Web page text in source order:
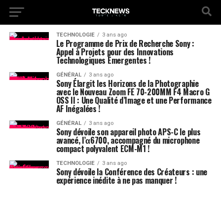
TECHNOLOGIE 3 ans ago
Le Programme de Prix de Recherche Sony :
Appel à Projets pour des Innovations
Technologiques Émergentes !
GÉNÉRAL 3 ans ago
Sony Élargit les Horizons de la Photographie
avec le Nouveau Zoom FE 70-200MM F4 Macro G
OSS II : Une Qualité d’Image et une Performance
AF Inégalées !
GÉNÉRAL 3 ans ago
Sony dévoile son appareil photo APS-C le plus
avancé, l’α6700, accompagné du microphone
compact polyvalent ECM-M1 !
TECHNOLOGIE 3 ans ago
Sony dévoile la Conférence des Créateurs : une
expérience inédite à ne pas manquer !